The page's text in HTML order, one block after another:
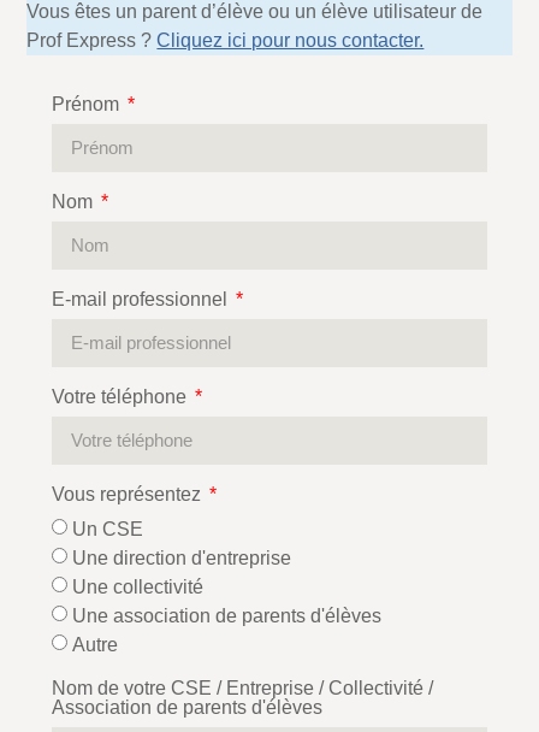
Vous êtes un parent d’élève ou un élève utilisateur de
Prof Express ?Cliquez ici pour nous contacter.
Prénom
Nom
E-mail professionnel
Votre téléphone
Vous représentez
Un CSE
Une direction d'entreprise
Une collectivité
Une association de parents d'élèves
Autre
Nom de votre CSE / Entreprise / Collectivité /
Association de parents d'élèves